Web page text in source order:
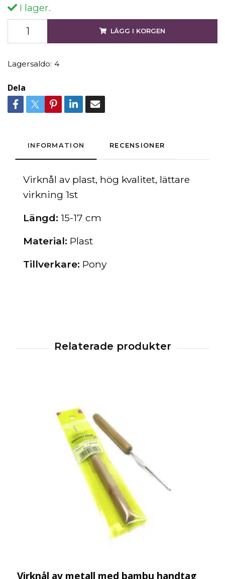
I lager.
LÄGG I KORGEN
Lagersaldo: 4
Dela
INFORMATION RECENSIONER
Virknål av plast, hög kvalitet, lättare
virkning 1st
Längd: 15-17 cm
Material: Plast
Tillverkare: Pony
Virknål av metall med bambu handtag